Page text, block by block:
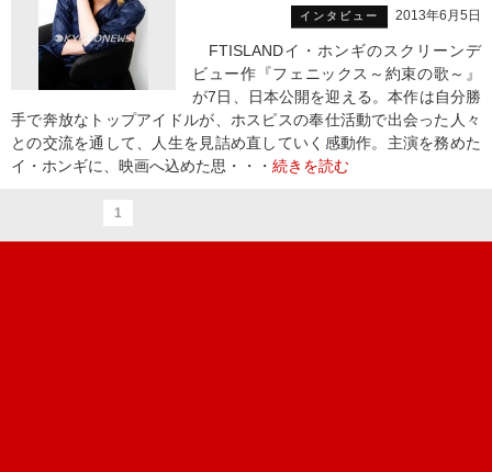
インタビュー 2013年6月5日
FTISLANDイ・ホンギのスクリーンデ
ビュー作『フェニックス～約束の歌～』
が7日、日本公開を迎える。本作は自分勝
手で奔放なトップアイドルが、ホスピスの奉仕活動で出会った人々
との交流を通して、人生を見詰め直していく感動作。主演を務めた
イ・ホンギに、映画へ込めた思・・・ 続きを読む
1